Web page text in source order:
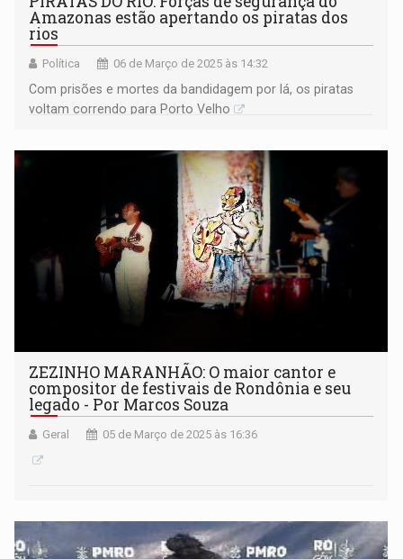
Amazonas estão apertando os piratas dos
rios
Política 06 de Março de 2025 às 14:32
Com prisões e mortes da bandidagem por lá, os piratas
voltam correndo para Porto Velho
ZEZINHO MARANHÃO: O maior cantor e
compositor de festivais de Rondônia e seu
legado - Por Marcos Souza
Geral 05 de Março de 2025 às 16:36